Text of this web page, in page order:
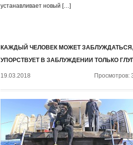
устанавливает новый […]
КАЖДЫЙ ЧЕЛОВЕК МОЖЕТ
УПОРСТВУЕТ В ЗАБЛУЖДЕНИИ ТОЛЬКО
19.03.2018 Просмотров: